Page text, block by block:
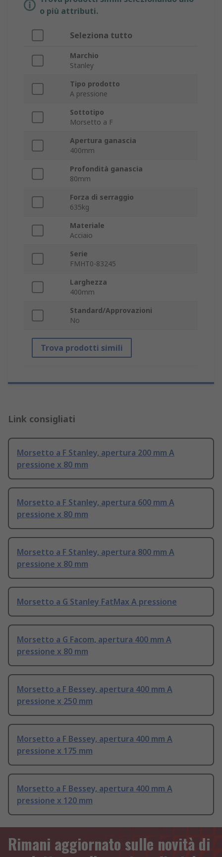
o più attributi.
Seleziona tutto
Marchio
Stanley
Tipo prodotto
A pressione
Sottotipo
Morsetto a F
Apertura ganascia
400mm
Profondità ganascia
80mm
Forza di serraggio
635kg
Materiale
Acciaio
Serie
FMHT0-83245
Larghezza
400mm
Standard/Approvazioni
No
Trova prodotti simili
Link consigliati
Morsetto a F Stanley, apertura 200 mm A
pressione x 80 mm
Morsetto a F Stanley, apertura 600 mm A
pressione x 80 mm
Morsetto a F Stanley, apertura 800 mm A
pressione x 80 mm
Morsetto a G Stanley FatMax A pressione
Morsetto a G Facom, apertura 400 mm A
pressione x 80 mm
Morsetto a F Bessey, apertura 400 mm A
pressione x 250 mm
Morsetto a F Bessey, apertura 400 mm A
pressione x 175 mm
Morsetto a F Bessey, apertura 400 mm A
pressione x 120 mm
Rimani aggiornato sulle novità di